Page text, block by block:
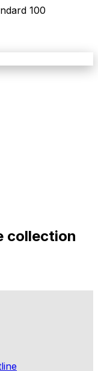
100
collection